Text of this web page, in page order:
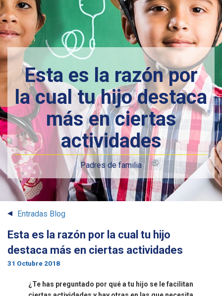
Esta es la razón por
la cual tu hijo destaca
más en ciertas
actividades
Padres de familia
Entradas Blog
Esta es la razón por la cual tu hijo
destaca más en ciertas actividades
31 Octubre 2018
¿Te has preguntado por qué a tu hijo se le facilitan